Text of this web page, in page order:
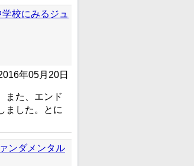
校にみるジュ
年05月20日
また、エンド
ました。とに
ンダメンタル